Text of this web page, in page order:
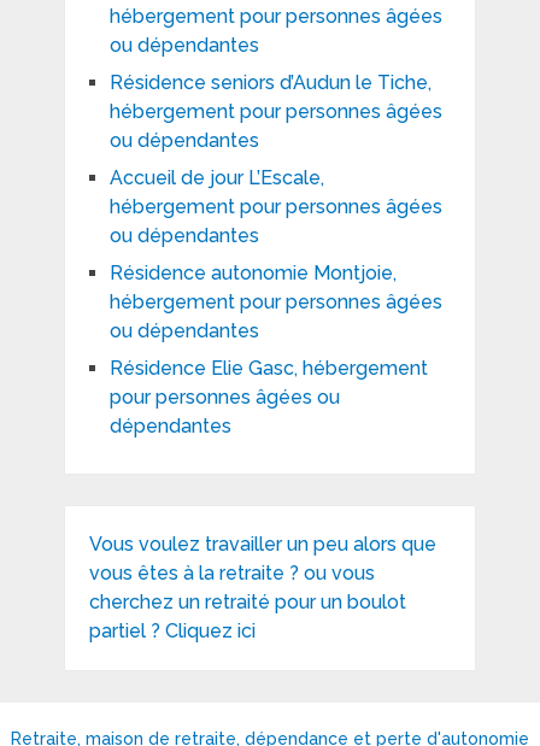
hébergement pour personnes âgées
ou dépendantes
Résidence seniors d’Audun le Tiche,
hébergement pour personnes âgées
ou dépendantes
Accueil de jour L’Escale,
hébergement pour personnes âgées
ou dépendantes
Résidence autonomie Montjoie,
hébergement pour personnes âgées
ou dépendantes
Résidence Elie Gasc, hébergement
pour personnes âgées ou
dépendantes
Vous voulez travailler un peu alors que
vous êtes à la retraite ? ou vous
cherchez un retraité pour un boulot
partiel ? Cliquez ici
Retraite, maison de retraite, dépendance et perte d'autonomie